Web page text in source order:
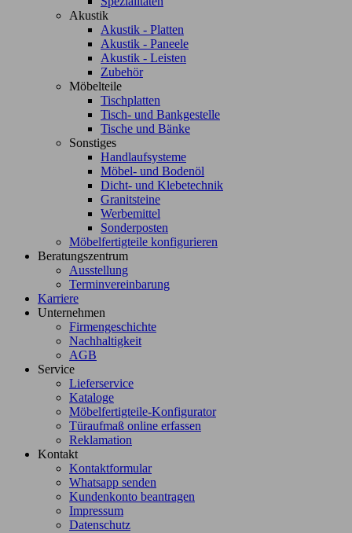
Akustik
Akustik - Platten
Akustik - Paneele
Akustik - Leisten
Zubehör
Möbelteile
Tischplatten
Tisch- und Bankgestelle
Tische und Bänke
Sonstiges
Handlaufsysteme
Möbel- und Bodenöl
Dicht- und Klebetechnik
Granitsteine
Werbemittel
Sonderposten
Möbelfertigteile konfigurieren
Beratungszentrum
Ausstellung
Terminvereinbarung
Karriere
Unternehmen
Firmengeschichte
Nachhaltigkeit
AGB
Service
Lieferservice
Kataloge
Möbelfertigteile-Konfigurator
Türaufmaß online erfassen
Reklamation
Kontakt
Kontaktformular
Whatsapp senden
Kundenkonto beantragen
Impressum
Datenschutz